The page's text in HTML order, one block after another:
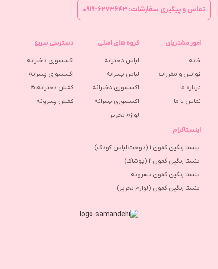
تماس و پیگیری سفارشات: ۶۲۷۳۶۴۳-۰۹۱۹
امور مشتریان
خانه
قوانین و مقررات
درباره ما
تماس با ما
گروه های اصلی
لباس دخترانه
لباس پسرانه
اکسسوری دخترانه
اکسسوری پسرانه
لوازم تحریر
دسترسی سریع
اکسسوری دخترانه
اکسسوری پسرانه
کفش دخترانه👠
كفش پسرونه
اینستاگرام
اینستا رنگین کمون 1 (دوخت لباس کودک)
اینستا رنگین کمون 2 (پوشاک)
اینستا رنگین کمون پسرونه
اینستا رنگین کمون (لوازم تحریر)